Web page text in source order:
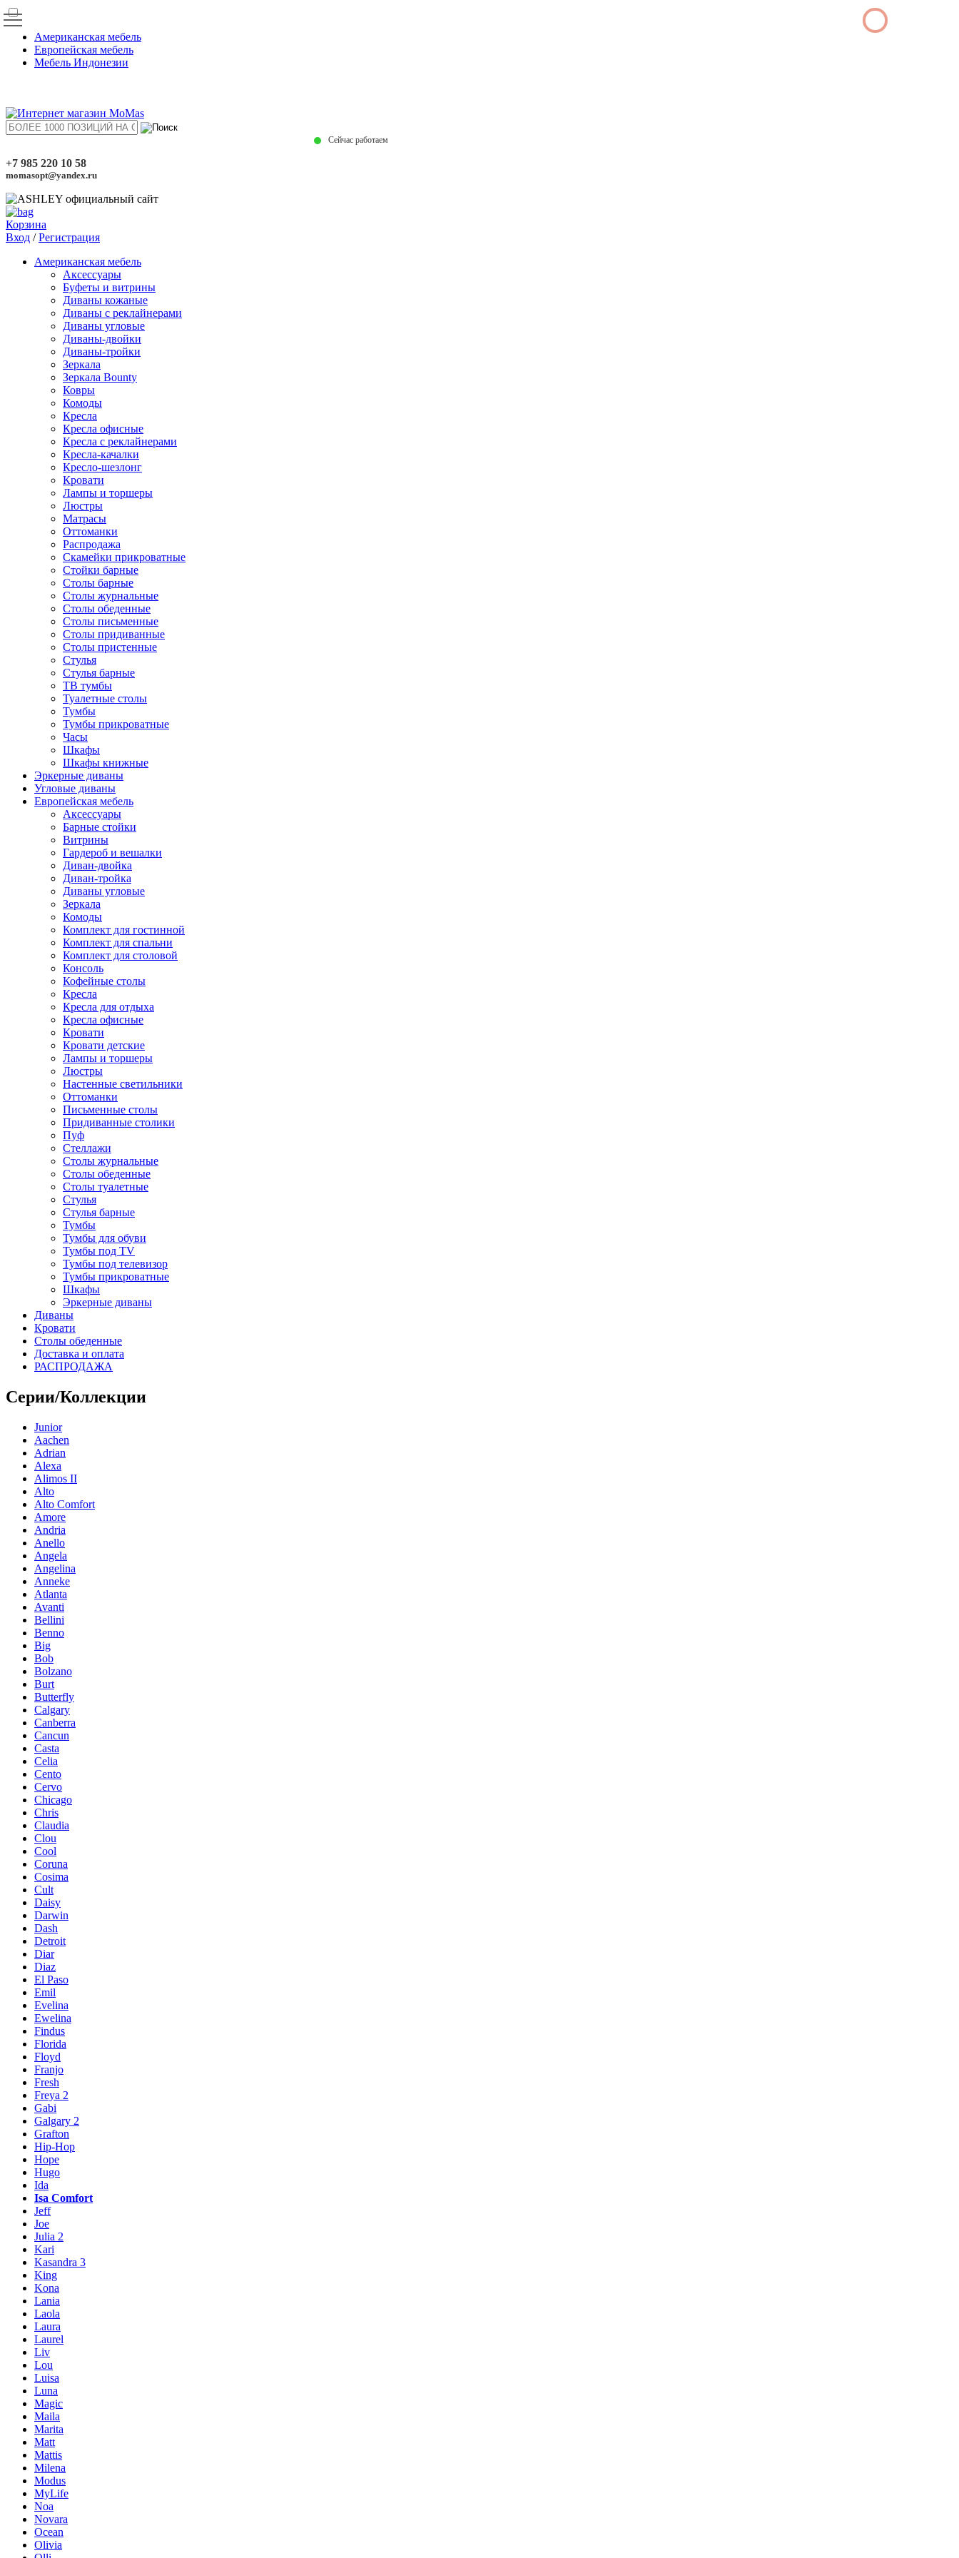
Американская мебель
Европейская мебель
Мебель Индонезии
Сейчас работаем
+7 985 220 10 58
momasopt@yandex.ru
Корзина
Вход /Регистрация
Американская мебель
Аксессуары
Буфеты и витрины
Диваны кожаные
Диваны с реклайнерами
Диваны угловые
Диваны-двойки
Диваны-тройки
Зеркала
Зеркала Bounty
Ковры
Комоды
Кресла
Кресла офисные
Кресла с реклайнерами
Кресла-качалки
Кресло-шезлонг
Кровати
Лампы и торшеры
Люстры
Матрасы
Оттоманки
Распродажа
Скамейки прикроватные
Стойки барные
Столы барные
Столы журнальные
Столы обеденные
Столы письменные
Столы придиванные
Столы пристенные
Стулья
Стулья барные
ТВ тумбы
Туалетные столы
Тумбы
Тумбы прикроватные
Часы
Шкафы
Шкафы книжные
Эркерные диваны
Угловые диваны
Европейская мебель
Аксессуары
Барные стойки
Витрины
Гардероб и вешалки
Диван-двойка
Диван-тройка
Диваны угловые
Зеркала
Комоды
Комплект для гостинной
Комплект для спальни
Комплект для столовой
Консоль
Кофейные столы
Кресла
Кресла для отдыха
Кресла офисные
Кровати
Кровати детские
Лампы и торшеры
Люстры
Настенные светильники
Оттоманки
Письменные столы
Придиванные столики
Пуф
Стеллажи
Столы журнальные
Столы обеденные
Столы туалетные
Стулья
Стулья барные
Тумбы
Тумбы для обуви
Тумбы под TV
Тумбы под телевизор
Тумбы прикроватные
Шкафы
Эркерные диваны
Диваны
Кровати
Столы обеденные
Доставка и оплата
РАСПРОДАЖА
Серии/Коллекции
Junior
Aachen
Adrian
Alexa
Alimos II
Alto
Alto Comfort
Amore
Andria
Anello
Angela
Angelina
Anneke
Atlanta
Avanti
Bellini
Benno
Big
Bob
Bolzano
Burt
Butterfly
Calgary
Canberra
Cancun
Casta
Celia
Cento
Cervo
Chicago
Chris
Claudia
Clou
Cool
Coruna
Cosima
Cult
Daisy
Darwin
Dash
Detroit
Diar
Diaz
El Paso
Emil
Evelina
Ewelina
Findus
Florida
Floyd
Franjo
Fresh
Freya 2
Gabi
Galgary 2
Grafton
Hip-Hop
Hope
Hugo
Ida
Isa Comfort
Jeff
Joe
Julia 2
Kari
Kasandra 3
King
Kona
Lania
Laola
Laura
Laurel
Liv
Lou
Luisa
Luna
Magic
Maila
Marita
Matt
Mattis
Milena
Modus
MyLife
Noa
Novara
Ocean
Olivia